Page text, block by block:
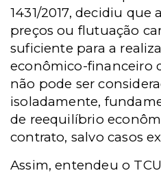
1431/2017, decidiu que
preços ou flutuação
suficiente para a
econômico-financeiro
não pode ser
isoladamente,
de reequilíbrio
contrato, salvo casos
Assim, entendeu o